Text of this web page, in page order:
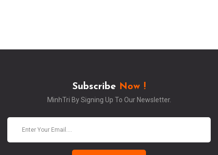
Subscribe Now !
MinhTri By Signing Up To Our Newsletter.